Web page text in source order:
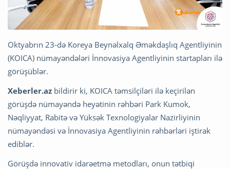
Oktyabrın 23-də Koreya Beynəlxalq Əməkdaşlıq Agentliyinin
(KOICA) nümayəndələri İnnovasiya Agentliyinin startapları ilə
görüşüblər.
Xeberler.az bildirir ki, KOICA təmsilçiləri ilə keçirilən
görüşdə nümayəndə heyətinin rəhbəri Park Kumok,
Nəqliyyat, Rabitə və Yüksək Texnologiyalar Nazirliyinin
nümayəndəsi və İnnovasiya Agentliyinin rəhbərləri iştirak
ediblər.
Görüşdə innovativ idarəetmə metodları, onun tətbiqi